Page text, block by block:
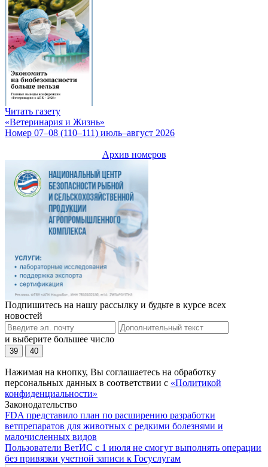
Читать газету
«Ветеринария и Жизнь»
Номер 07–08 (110–111) июль–август 2026
Архив номеров
Подпишитесь на нашу рассылку и будьте в курсе всех
новостей
и выберите большее число
39 40
Нажимая на кнопку, Вы соглашаетесь на обработку
персональных данных в соответствии с «Политикой
конфиденциальности»
Законодательство
FDA представило план по расширению разработки
ветпрепаратов для животных с редкими болезнями и
малочисленных видов
Пользователи ВетИС с 1 июля не смогут выполнять операции
без привязки учетной записи к Госуслугам